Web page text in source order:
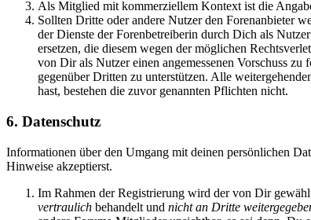
Als Mitglied mit kommerziellem Kontext ist die
Sollten Dritte oder andere Nutzer den Forenanbieter
der Dienste der Forenbetreiberin durch Dich als
ersetzen, die diesem wegen der möglichen
von Dir als Nutzer einen angemessenen Vorschuss
gegenüber Dritten zu unterstützen. Alle
hast, bestehen die zuvor genannten Pflichten nicht.
6. Datenschutz
Informationen über den Umgang mit deinen persönlichen
Hinweise akzeptierst.
Im Rahmen der Registrierung wird der von Dir
vertraulich behandelt und nicht an Dritte